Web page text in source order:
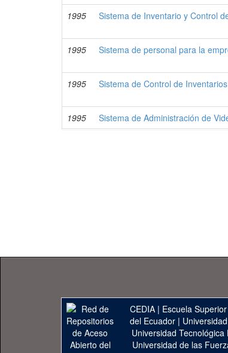
1995
Sistema de Inventario y Control
1995
Sistema de personal para la
1995
Sistema de Control de
1995
Sistema de Administración de
CEDIA | Escuela
del Ecuador|
Universidad Tecnológica
Universidad de las